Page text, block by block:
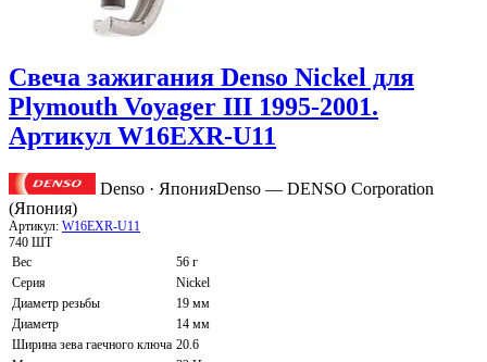
Свеча зажигания Denso Nickel для
Plymouth Voyager III 1995-2001.
Артикул W16EXR-U11
Denso · ЯпонияDenso — DENSO Corporation
(Япония)
Артикул: W16EXR-U11
740 ШТ
Вес
56 г
Серия
Nickel
Диаметр резьбы
19 мм
Диаметр
14 мм
Ширина зева гаечного ключа 20.6